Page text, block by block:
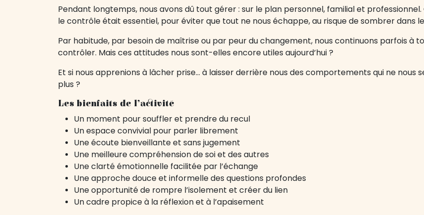
Pendant longtemps, nous avons dû tout gérer : sur le plan personnel, familial et
le contrôle était essentiel, pour éviter que tout ne nous échappe, au risque de sombrer dans
Par habitude, par besoin de maîtrise ou par peur du changement, nous continuons parfois à
contrôler. Mais ces attitudes nous sont-elles encore utiles aujourd’hui ?
Et si nous apprenions à lâcher prise… à laisser derrière nous des comportements qui ne nous
plus ?
Les bienfaits de l’activité
Un moment pour souffler et prendre du recul
Un espace convivial pour parler librement
Une écoute bienveillante et sans jugement
Une meilleure compréhension de soi et des autres
Une clarté émotionnelle facilitée par l’échange
Une approche douce et informelle des questions profondes
Une opportunité de rompre l’isolement et créer du lien
Un cadre propice à la réflexion et à l’apaisement